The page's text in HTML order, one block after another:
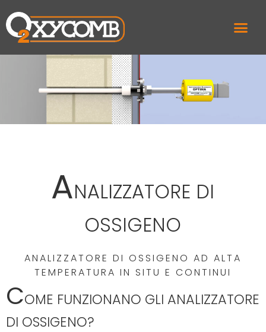
ANALIZZATORE DI
OSSIGENO
ANALIZZATORE DI OSSIGENO AD ALTA
TEMPERATURA IN SITU E CONTINUI
COME FUNZIONANO GLI ANALIZZATORE
DI OSSIGENO?